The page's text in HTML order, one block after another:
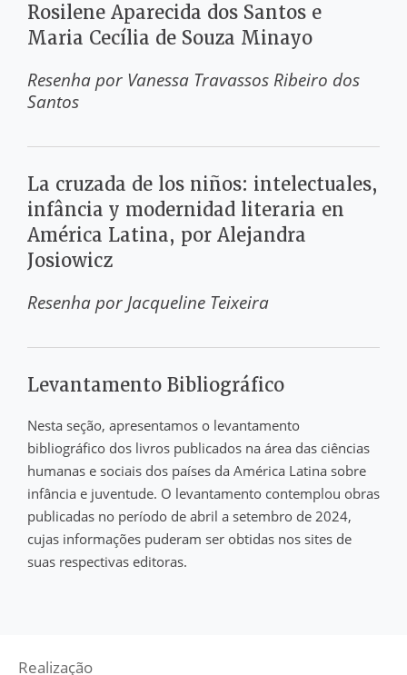
Rosilene Aparecida dos Santos e
Maria Cecília de Souza Minayo
Resenha por Vanessa Travassos Ribeiro dos
Santos
La cruzada de los niños: intelectuales,
infância y modernidad literaria en
América Latina, por Alejandra
Josiowicz
Resenha por Jacqueline Teixeira
Levantamento Bibliográfico
Nesta seção, apresentamos o levantamento
bibliográfico dos livros publicados na área das ciências
humanas e sociais dos países da América Latina sobre
infância e juventude. O levantamento contemplou obras
publicadas no período de abril a setembro de 2024,
cujas informações puderam ser obtidas nos sites de
suas respectivas editoras.
Realização